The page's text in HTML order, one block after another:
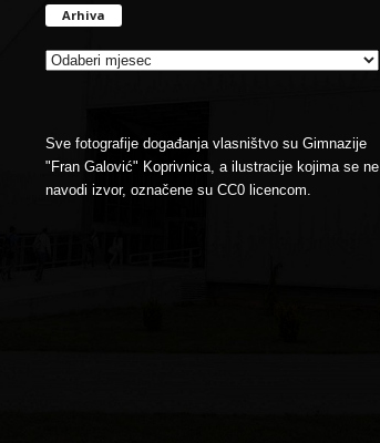
Arhiva
Sve fotografije događanja vlasništvo su Gimnazije
"Fran Galović" Koprivnica, a ilustracije kojima se ne
navodi izvor, označene su CC0 licencom.